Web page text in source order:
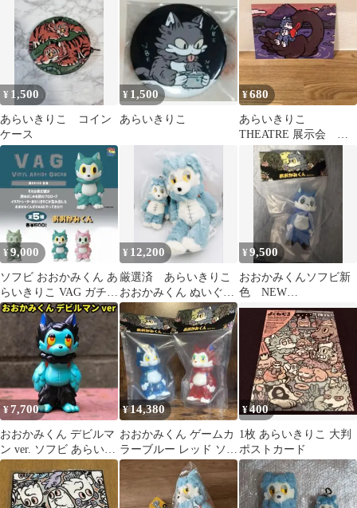
¥ 1,500
あらいきりこ コイン
ケース
¥ 1,500
あらいきりこ
¥680
あらいきりこ
THEATRE 展示会 パ
ルコ おおかみくん
特典 ポストカード
¥9,000
ソフビ おおかみくん あ
らいきりこ VAG ガチャ
初代 フィギュア
¥ 12,200
厳選済 あらいきりこ
おおかみくん ぬいぐる
みセット 個展
theater
¥9,500
おおかみくんソフビ新
色 NEW
COLOR「NIGHT
BLUE」
¥7,700
おおかみくん デビルマ
ン ver. ソフビ あらいき
りこ
¥14,380
おおかみくん ゲームカ
ラーブルー レッド ソフ
ビ あらいきりこ
¥400
1枚 あらいきりこ 大判
ポストカード